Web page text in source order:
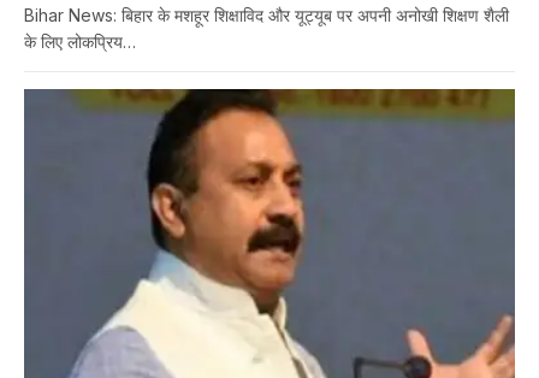
Bihar News: बिहार के मशहूर शिक्षाविद और यूट्यूब पर अपनी अनोखी शिक्षण शैली
के लिए लोकप्रिय…